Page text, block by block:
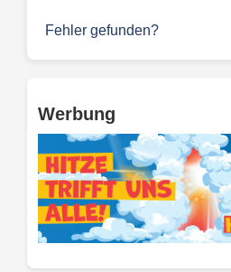
Fehler gefunden?
Werbung